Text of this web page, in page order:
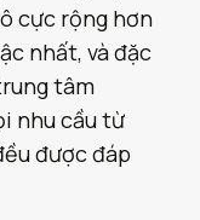
cực rộng hơn
nhất, và đặc
tâm
nhu cầu từ
được đáp